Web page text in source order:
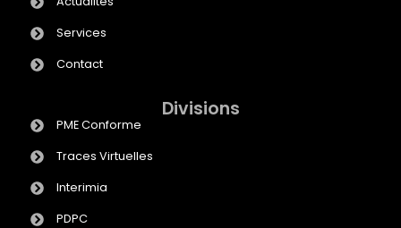
Services
Contact
Divisions
PME Conforme
Traces Virtuelles
Interimia
PDPC